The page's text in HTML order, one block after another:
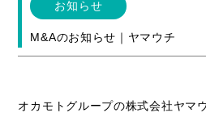
お知らせ
M&Aのお知らせ｜ヤマウチ
オカモトグループの株式会社ヤマ